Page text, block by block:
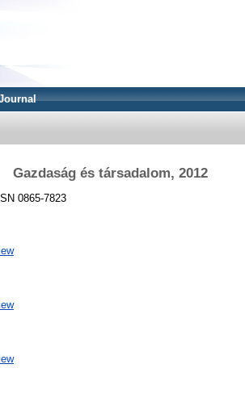
Gazdaság és társadalom, 2012
0865-7823